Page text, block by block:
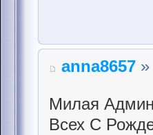
anna8657
Милая
Всех С